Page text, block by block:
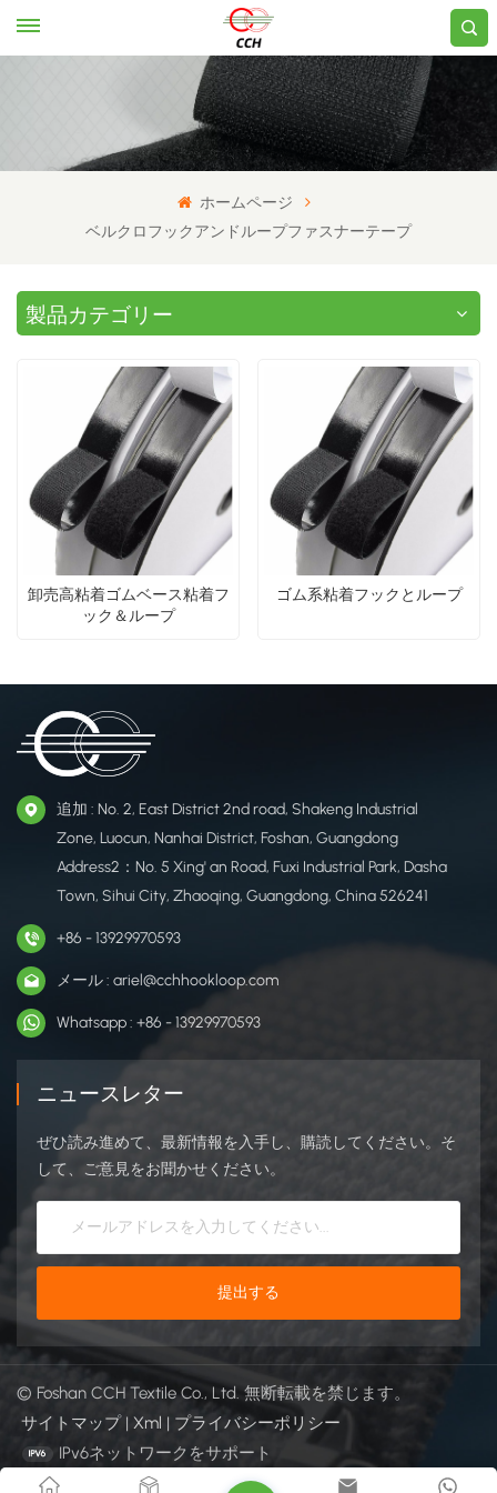
ホームページ
ベルクロフックアンドループファスナーテープ
製品カテゴリー
卸売高粘着ゴムベース粘着フ
ック＆ループ
ゴム系粘着フックとループ
追加 : No. 2, East District 2nd road, Shakeng Industrial
Zone, Luocun, Nanhai District, Foshan, Guangdong
Address2：No. 5 Xing' an Road, Fuxi Industrial Park, Dasha
Town, Sihui City, Zhaoqing, Guangdong, China 526241
+86 - 13929970593
メール : ariel@cchhookloop.com
Whatsapp : +86 - 13929970593
ニュースレター
ぜひ読み進めて、最新情報を入手し、購読してください。そ
して、ご意見をお聞かせください。
© Foshan CCH Textile Co., Ltd. 無断転載を禁じます。
サイトマップ | Xml | プライバシーポリシー
IPv6ネットワークをサポート